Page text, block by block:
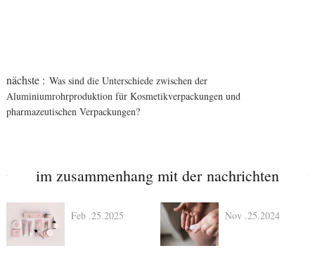
nächste : Was sind die Unterschiede zwischen der
Aluminiumrohrproduktion für Kosmetikverpackungen und
pharmazeutischen Verpackungen?
im zusammenhang mit der nachrichten
Feb .25.2025 Nov .25.2024